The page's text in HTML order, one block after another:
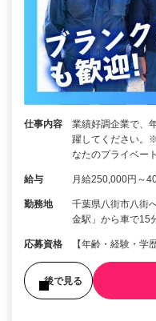
仕事内容
業績好調企業で、
躍してください。
なたのプライベー
給与 月給250,000円～
勤務地
千葉県八街市八街
金駅」から車で15
応募資格 【年齢・経験・
後で見る